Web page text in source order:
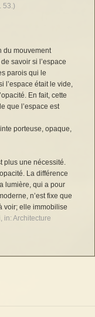
53.)
du mouvement
savoir si l’espace
parois qui le
l’espace était le vide,
En fait, cette
que l’espace est
porteuse, opaque,
plus une nécessité.
La différence
lumière, qui a pour
n’est fixe que
voir; elle immobilise
in: Architecture